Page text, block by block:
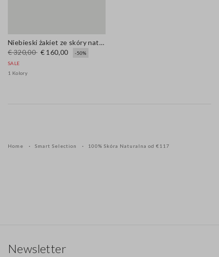
Niebieski żakiet ze skóry naturalnej o regularnym kroju
€ 320,00 € 160,00
-50%
SALE
1 Kolory
Home Smart Selection 100% Skóra Naturalna od €117
Newsletter